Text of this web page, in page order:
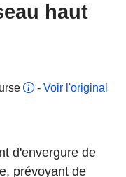
haut
- Voir l'original
d'envergure de
prévoyant de